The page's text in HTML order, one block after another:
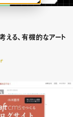
える、有機的なアート